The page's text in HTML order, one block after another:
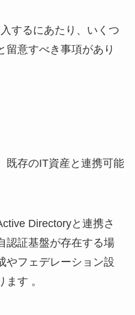
するにあたり、いくつ
留意すべき事項があり
既存のIT資産と連携可能
Directoryと連携さ
認証基盤が存在する場
やフェデレーション設
す 。